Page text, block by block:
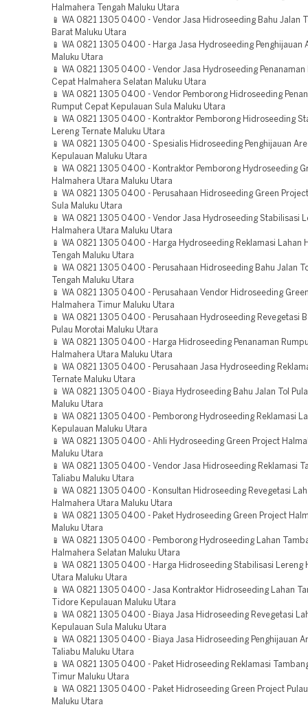
Halmahera Tengah Maluku Utara
📱 WA 0821 1305 0400 - Vendor Jasa Hidroseeding Bahu Jalan
Barat Maluku Utara
📱 WA 0821 1305 0400 - Harga Jasa Hydroseeding Penghijauan
Maluku Utara
📱 WA 0821 1305 0400 - Vendor Jasa Hydroseeding Penanaman
Cepat Halmahera Selatan Maluku Utara
📱 WA 0821 1305 0400 - Vendor Pemborong Hidroseeding
Rumput Cepat Kepulauan Sula Maluku Utara
📱 WA 0821 1305 0400 - Kontraktor Pemborong Hidroseeding
Lereng Ternate Maluku Utara
📱 WA 0821 1305 0400 - Spesialis Hidroseeding Penghijauan
Kepulauan Maluku Utara
📱 WA 0821 1305 0400 - Kontraktor Pemborong Hydroseeding
Halmahera Utara Maluku Utara
📱 WA 0821 1305 0400 - Perusahaan Hidroseeding Green
Sula Maluku Utara
📱 WA 0821 1305 0400 - Vendor Jasa Hydroseeding Stabilisasi
Halmahera Utara Maluku Utara
📱 WA 0821 1305 0400 - Harga Hydroseeding Reklamasi Lahan
Tengah Maluku Utara
📱 WA 0821 1305 0400 - Perusahaan Hidroseeding Bahu Jalan
Tengah Maluku Utara
📱 WA 0821 1305 0400 - Perusahaan Vendor Hidroseeding
Halmahera Timur Maluku Utara
📱 WA 0821 1305 0400 - Perusahaan Hydroseeding Revegetasi
Pulau Morotai Maluku Utara
📱 WA 0821 1305 0400 - Harga Hidroseeding Penanaman
Halmahera Utara Maluku Utara
📱 WA 0821 1305 0400 - Perusahaan Jasa Hydroseeding
Ternate Maluku Utara
📱 WA 0821 1305 0400 - Biaya Hydroseeding Bahu Jalan Tol
Maluku Utara
📱 WA 0821 1305 0400 - Pemborong Hydroseeding Reklamasi
Kepulauan Maluku Utara
📱 WA 0821 1305 0400 - Ahli Hydroseeding Green Project
Maluku Utara
📱 WA 0821 1305 0400 - Vendor Jasa Hidroseeding Reklamasi
Taliabu Maluku Utara
📱 WA 0821 1305 0400 - Konsultan Hidroseeding Revegetasi
Halmahera Utara Maluku Utara
📱 WA 0821 1305 0400 - Paket Hydroseeding Green Project
Maluku Utara
📱 WA 0821 1305 0400 - Pemborong Hydroseeding Lahan
Halmahera Selatan Maluku Utara
📱 WA 0821 1305 0400 - Harga Hidroseeding Stabilisasi Lereng
Utara Maluku Utara
📱 WA 0821 1305 0400 - Jasa Kontraktor Hidroseeding Lahan
Tidore Kepulauan Maluku Utara
📱 WA 0821 1305 0400 - Biaya Jasa Hidroseeding Revegetasi
Kepulauan Sula Maluku Utara
📱 WA 0821 1305 0400 - Biaya Jasa Hidroseeding Penghijauan
Taliabu Maluku Utara
📱 WA 0821 1305 0400 - Paket Hidroseeding Reklamasi
Timur Maluku Utara
📱 WA 0821 1305 0400 - Paket Hidroseeding Green Project
Maluku Utara